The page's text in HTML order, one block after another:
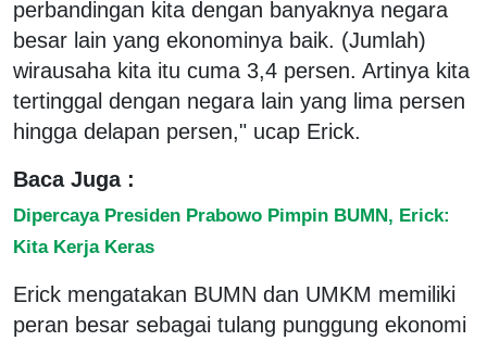
perbandingan kita dengan banyaknya negara
besar lain yang ekonominya baik. (Jumlah)
wirausaha kita itu cuma 3,4 persen. Artinya kita
tertinggal dengan negara lain yang lima persen
hingga delapan persen," ucap Erick.
Baca Juga :
Dipercaya Presiden Prabowo Pimpin BUMN, Erick:
Kita Kerja Keras
Erick mengatakan BUMN dan UMKM memiliki
peran besar sebagai tulang punggung ekonomi